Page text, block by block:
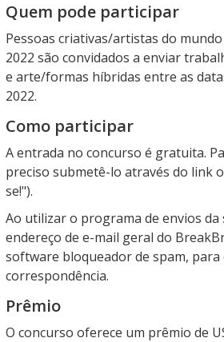
Quem pode participar
Pessoas criativas/artistas do
2022 são convidados a enviar
e arte/formas híbridas entre as
2022.
Como participar
A entrada no concurso é gratuita.
preciso submetê-lo através do link
se!").
Ao utilizar o programa de envios
endereço de e-mail geral do
software bloqueador de spam,
correspondência.
Prêmio
O concurso oferece um prêmio de